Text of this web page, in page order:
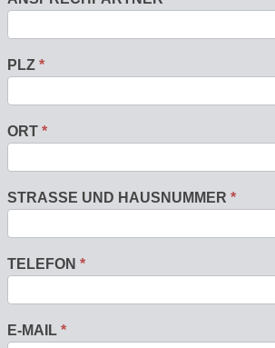
PLZ *
ORT *
STRASSE UND HAUSNUMMER *
TELEFON *
E-MAIL *